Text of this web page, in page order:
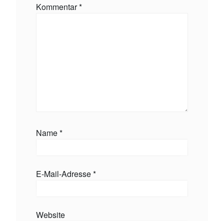
Kommentar*
Name*
E-Mail-Adresse*
Website